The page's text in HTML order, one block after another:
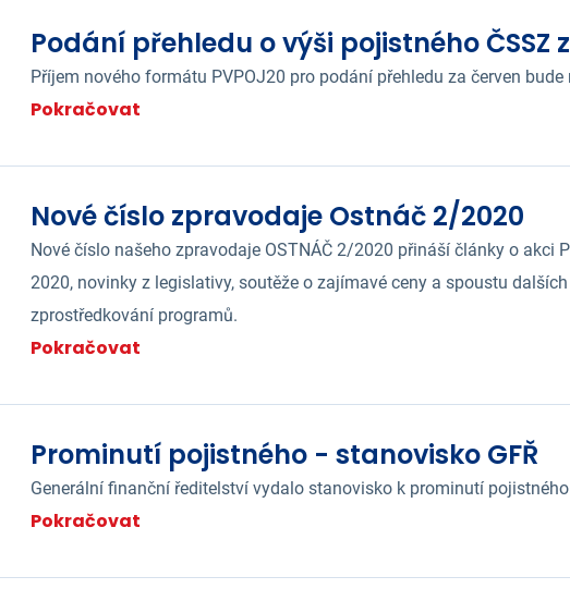
Podání přehledu o výši pojistného ČSSZ
Příjem nového formátu PVPOJ20 pro podání přehledu za červen
Pokračovat
Nové číslo zpravodaje Ostnáč 2/2020
Nové číslo našeho zpravodaje OSTNÁČ 2/2020 přináší články o akci
2020, novinky z legislativy, soutěže o zajímavé ceny a spoustu
zprostředkování programů.
Pokračovat
Prominutí pojistného - stanovisko GFŘ
Generální finanční ředitelství vydalo stanovisko k prominutí
Pokračovat